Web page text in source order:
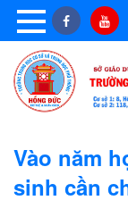
Vào năm
sinh cần